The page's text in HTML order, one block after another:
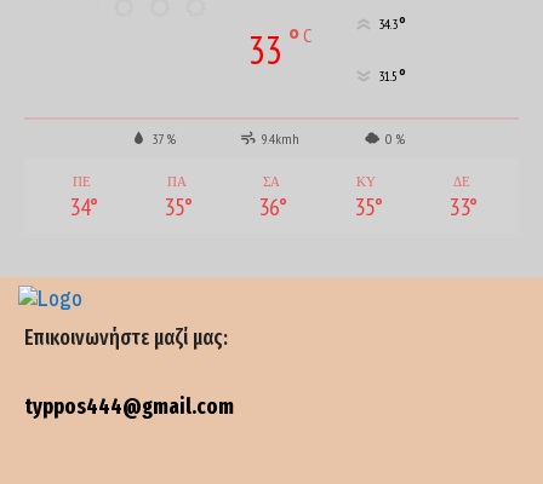
33 ° C 34.3°
31.5°
37 % 9.4kmh 0 %
ΠΕ
34°
ΠΑ
35°
ΣΑ
36°
ΚΥ
35°
ΔΕ
33°
Επικοινωνήστε μαζί μας:
typpos444@gmail.com